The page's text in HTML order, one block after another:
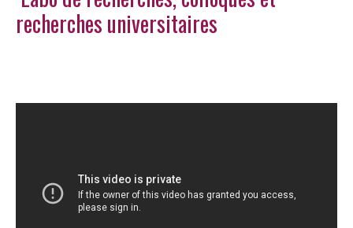
recherches universitaires